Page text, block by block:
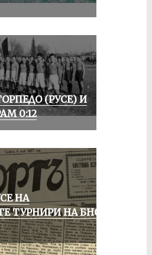
(РУСЕ) И
0:12
НА
ТУРНИРИ НА БНСФ